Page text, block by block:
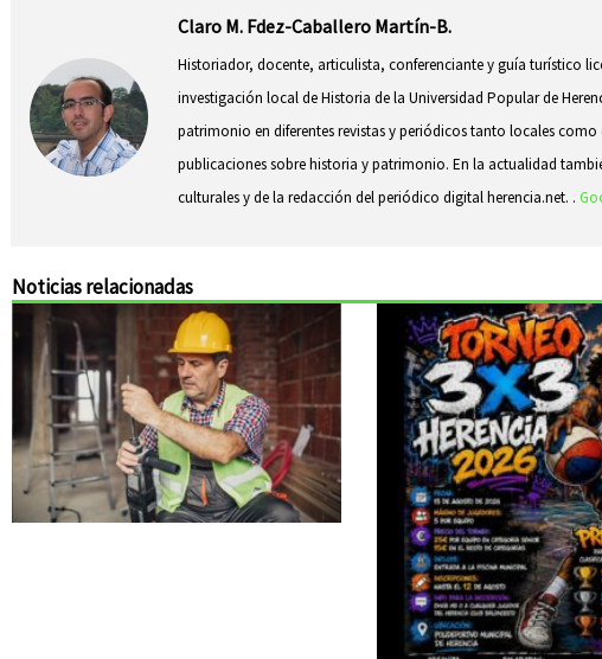
Claro M. Fdez-Caballero Martín-B.
Historiador, docente, articulista, conferenciante y guía turístico
investigación local de Historia de la Universidad Popular de
patrimonio en diferentes revistas y periódicos tanto locales
publicaciones sobre historia y patrimonio. En la actualidad
culturales y de la redacción del periódico digital herencia.net. .
Noticias relacionadas